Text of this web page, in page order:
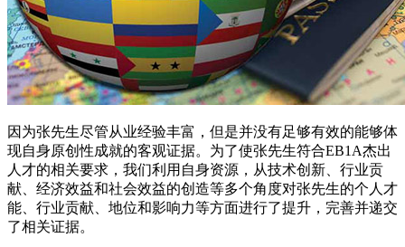
因为张先生尽管从业经验丰富，但是并没有足够有效的能够体
现自身原创性成就的客观证据。为了使张先生符合EB1A杰出
人才的相关要求，我们利用自身资源，从技术创新、行业贡
献、经济效益和社会效益的创造等多个角度对张先生的个人才
能、行业贡献、地位和影响力等方面进行了提升，完善并递交
了相关证据。